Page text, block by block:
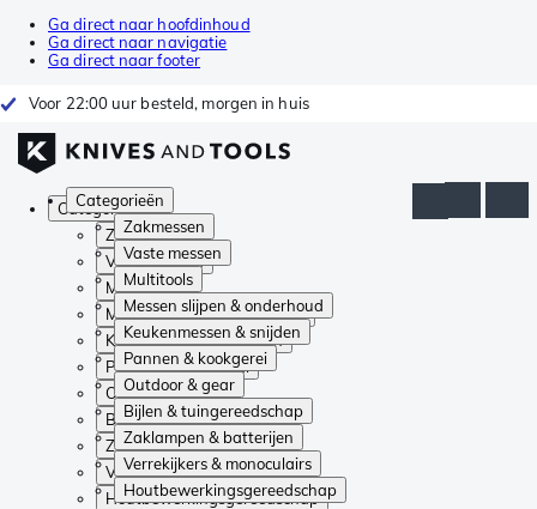
Ga direct naar hoofdinhoud
Ga direct naar navigatie
Ga direct naar footer
Voor 22:00 uur besteld, morgen in huis
Categorieën
Zakmessen
Vaste messen
Multitools
Messen slijpen & onderhoud
Keukenmessen & snijden
Pannen & kookgerei
Outdoor & gear
Bijlen & tuingereedschap
Zaklampen & batterijen
Verrekijkers & monoculairs
Houtbewerkingsgereedschap
Categorieën
Zakmessen
Vaste messen
Multitools
Messen slijpen & onderhoud
Keukenmessen & snijden
Pannen & kookgerei
Outdoor & gear
Bijlen & tuingereedschap
Zaklampen & batterijen
Verrekijkers & monoculairs
Houtbewerkingsgereedschap